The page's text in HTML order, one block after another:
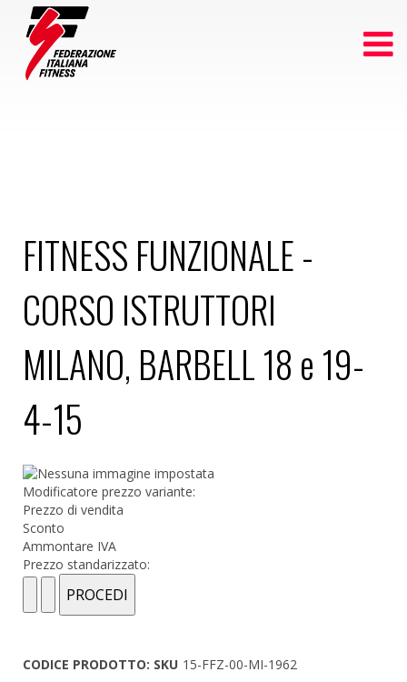
FITNESS FUNZIONALE -
CORSO ISTRUTTORI
MILANO, BARBELL 18 e 19-
4-15
Modificatore prezzo variante:
Prezzo di vendita
Sconto
Ammontare IVA
Prezzo standarizzato:
CODICE PRODOTTO: SKU 15-FFZ-00-MI-1962